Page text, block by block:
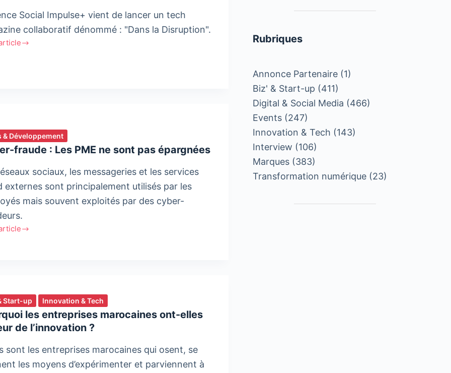
Social Impulse+ vient de lancer un tech
collaboratif dénommé : "Dans la Disruption".
& Développement
fraude : Les PME ne sont pas épargnées
sociaux, les messageries et les services
externes sont principalement utilisés par les
mais souvent exploités par des cyber-
Start-up Innovation & Tech
les entreprises marocaines ont-elles
de l’innovation ?
sont les entreprises marocaines qui osent, se
les moyens d’expérimenter et parviennent à
Rubriques
Annonce Partenaire (1)
Biz' & Start-up (411)
Digital & Social Media (466)
Events (247)
Innovation & Tech (143)
Interview (106)
Marques (383)
Transformation numérique (23)